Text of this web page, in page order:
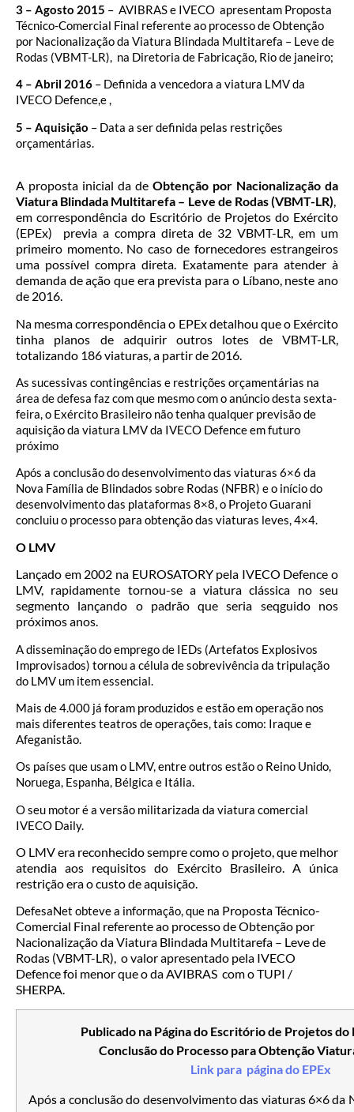
3 – Agosto 2015 – AVIBRAS e IVECO apresentam Proposta
Técnico-Comercial Final referente ao processo de Obtenção
por Nacionalização da Viatura Blindada Multitarefa – Leve de
Rodas (VBMT-LR), na Diretoria de Fabricação, Rio de janeiro;
4 – Abril 2016 – Definida a vencedora a viatura LMV da
IVECO Defence,e ,
5 – Aquisição – Data a ser definida pelas restrições
orçamentárias.
A proposta inicial da de Obtenção por Nacionalização da
Viatura Blindada Multitarefa – Leve de Rodas (VBMT-LR),
em correspondência do Escritório de Projetos do Exército
(EPEx) previa a compra direta de 32 VBMT-LR, em um
primeiro momento. No caso de fornecedores estrangeiros
uma possível compra direta. Exatamente para atender à
demanda de ação que era prevista para o Líbano, neste ano
de 2016.
Na mesma correspondência o EPEx detalhou que o Exército
tinha planos de adquirir outros lotes de VBMT-LR,
totalizando 186 viaturas, a partir de 2016.
As sucessivas contingências e restrições orçamentárias na
área de defesa faz com que mesmo com o anúncio desta sexta-
feira, o Exército Brasileiro não tenha qualquer previsão de
aquisição da viatura LMV da IVECO Defence em futuro
próximo
Após a conclusão do desenvolvimento das viaturas 6×6 da
Nova Família de Blindados sobre Rodas (NFBR) e o início do
desenvolvimento das plataformas 8×8, o Projeto Guarani
concluiu o processo para obtenção das viaturas leves, 4×4.
O LMV
Lançado em 2002 na EUROSATORY pela IVECO Defence o
LMV, rapidamente tornou-se a viatura clássica no seu
segmento lançando o padrão que seria seqguido nos
próximos anos.
A disseminação do emprego de IEDs (Artefatos Explosivos
Improvisados) tornou a célula de sobrevivência da tripulação
do LMV um item essencial.
Mais de 4.000 já foram produzidos e estão em operação nos
mais diferentes teatros de operações, tais como: Iraque e
Afeganistão.
Os países que usam o LMV, entre outros estão o Reino Unido,
Noruega, Espanha, Bélgica e Itália.
O seu motor é a versão militarizada da viatura comercial
IVECO Daily.
O LMV era reconhecido sempre como o projeto, que melhor
atendia aos requisitos do Exército Brasileiro. A única
restrição era o custo de aquisição.
DefesaNet obteve a informação, que na Proposta Técnico-
Comercial Final referente ao processo de Obtenção por
Nacionalização da Viatura Blindada Multitarefa – Leve de
Rodas (VBMT-LR), o valor apresentado pela IVECO
Defence foi menor que o da AVIBRAS com o TUPI /
SHERPA.
Publicado na Página do Escritório de Projetos do
Conclusão do Processo para Obtenção
Link para página do EPEx
Após a conclusão do desenvolvimento das viaturas 6×6 da